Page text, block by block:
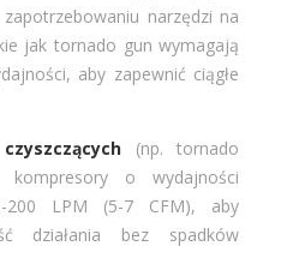
narzędzi na
jak tornado gun wymagają
aby zapewnić ciągłe
(np. tornado
o wydajności
200 LPM (5-7 CFM), aby
działania bez spadków